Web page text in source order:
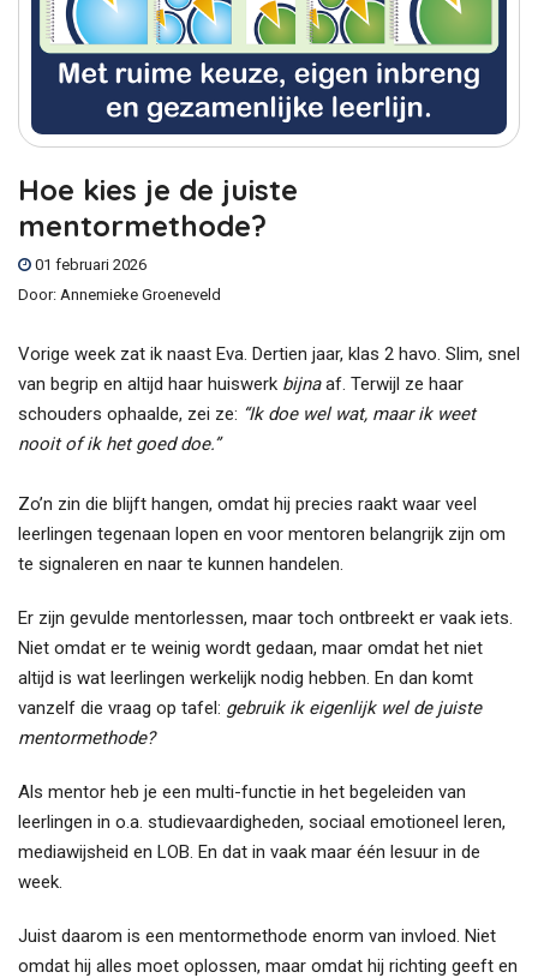
Hoe kies je de juiste
mentormethode?
01 februari 2026
Door: Annemieke Groeneveld
Vorige week zat ik naast Eva. Dertien jaar, klas 2 havo. Slim, snel
van begrip en altijd haar huiswerk bijnaaf. Terwijl ze haar
schouders ophaalde, zei ze: “Ik doe wel wat, maar ik weet
nooit of ik het goed doe.”
Zo’n zin die blijft hangen, omdat hij precies raakt waar veel
leerlingen tegenaan lopen en voor mentoren belangrijk zijn om
te signaleren en naar te kunnen handelen.
Er zijn gevulde mentorlessen, maar toch ontbreekt er vaak iets.
Niet omdat er te weinig wordt gedaan, maar omdat het niet
altijd is wat leerlingen werkelijk nodig hebben. En dan komt
vanzelf die vraag op tafel: gebruik ik eigenlijk wel de juiste
mentormethode?
Als mentor heb je een multi-functie in het begeleiden van
leerlingen in o.a. studievaardigheden, sociaal emotioneel leren,
mediawijsheid en LOB. En dat in vaak maar één lesuur in de
week.
Juist daarom is een mentormethode enorm van invloed. Niet
omdat hij alles moet oplossen, maar omdat hij richting geeft en